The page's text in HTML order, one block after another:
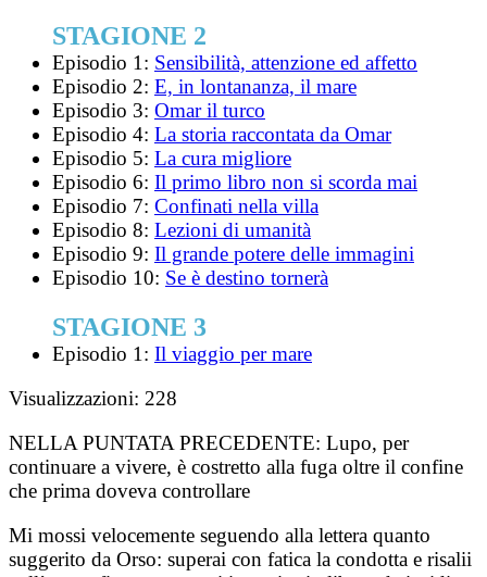
STAGIONE 2
Episodio 1: Sensibilità, attenzione ed affetto
Episodio 2: E, in lontananza, il mare
Episodio 3: Omar il turco
Episodio 4: La storia raccontata da Omar
Episodio 5: La cura migliore
Episodio 6: Il primo libro non si scorda mai
Episodio 7: Confinati nella villa
Episodio 8: Lezioni di umanità
Episodio 9: Il grande potere delle immagini
Episodio 10: Se è destino tornerà
STAGIONE 3
Episodio 1: Il viaggio per mare
Visualizzazioni: 228
NELLA PUNTATA PRECEDENTE: Lupo, per
continuare a vivere, è costretto alla fuga oltre il confine
che prima doveva controllare
Mi mossi velocemente seguendo alla lettera quanto
suggerito da Orso: superai con fatica la condotta e risalii